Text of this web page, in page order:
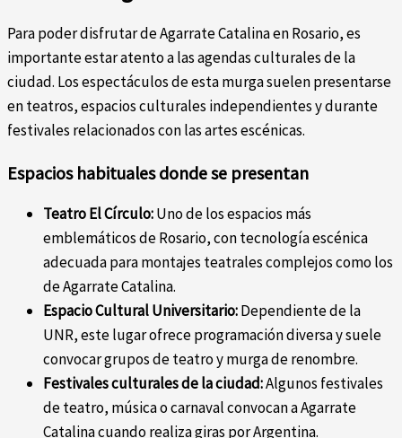
Para poder disfrutar de Agarrate Catalina en Rosario, es
importante estar atento a las agendas culturales de la
ciudad. Los espectáculos de esta murga suelen presentarse
en teatros, espacios culturales independientes y durante
festivales relacionados con las artes escénicas.
Espacios habituales donde se presentan
Teatro El Círculo:Uno de los espacios más
emblemáticos de Rosario, con tecnología escénica
adecuada para montajes teatrales complejos como los
de Agarrate Catalina.
Espacio Cultural Universitario:Dependiente de la
UNR, este lugar ofrece programación diversa y suele
convocar grupos de teatro y murga de renombre.
Festivales culturales de la ciudad:Algunos festivales
de teatro, música o carnaval convocan a Agarrate
Catalina cuando realiza giras por Argentina.